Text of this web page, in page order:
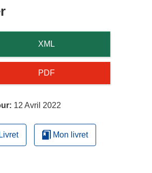
Télécharger
contenu
de
page
XML
PDF
12 Avril 2022
Livret Mon livret